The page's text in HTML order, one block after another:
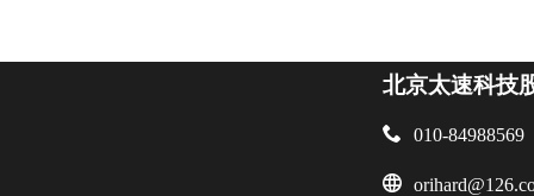
北京太速科技
 010-84988569
